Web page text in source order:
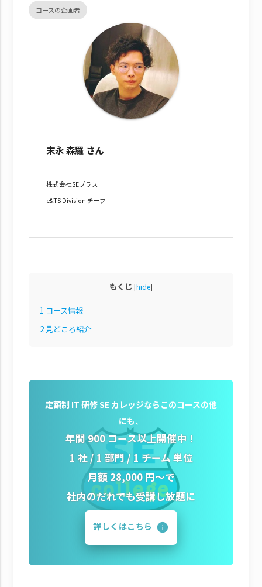
コースの企画者
末永 森羅 さん
株式会社SEプラス
e&TS Division チーフ
もくじ [hide]
1 コース情報
2見どころ紹介
定額制 IT 研修 SE カレッジならこのコースの他
にも、
年間 900 コース以上開催中！
1 社 / 1 部門 / 1 チーム 単位
月額 28,000 円～で
社内のだれでも受講し放題に
詳しくはこちら